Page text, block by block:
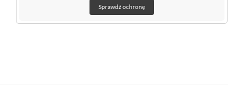
Sprawdź ochronę